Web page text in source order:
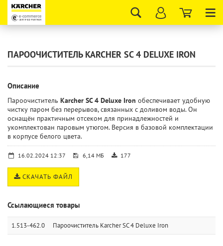
ПАРООЧИСТИТЕЛЬ KARCHER SC 4 DELUXE IRON
Описание
Пароочиститель Karcher SC 4 Deluxe Iron обеспечивает удобную
чистку паром без перерывов, связанных с доливом воды. Он
оснащён практичным отсеком для принадлежностей и
укомплектован паровым утюгом. Версия в базовой комплектации
в корпусе белого цвета.
16.02.2024 12:37 6,14 МБ 177
СКАЧАТЬ ФАЙЛ
Ссылающиеся товары
1.513-462.0 Пароочиститель Karcher SC 4 Deluxe Iron